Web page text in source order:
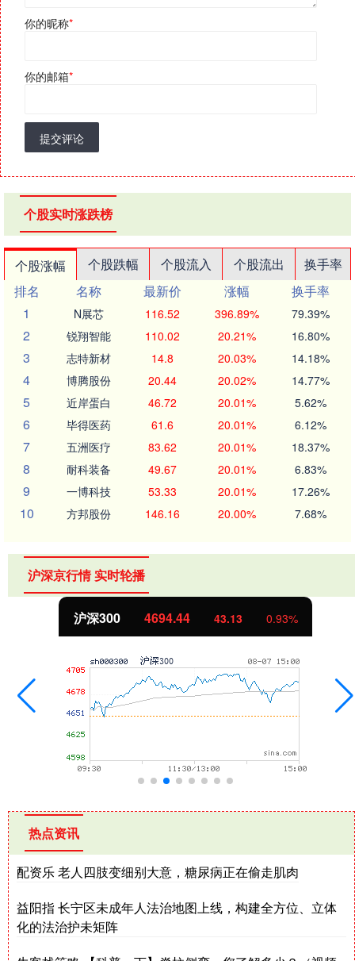
你的昵称*
你的邮箱*
提交评论
个股实时涨跌榜
个股涨幅 个股跌幅 个股流入 个股流出
换手率
排名
名称 最新价 涨幅
换手率
1
N展芯 116.52 396.89% 79.39%
2 锐翔智能 110.02 20.21% 16.80%
3 志特新材 14.8 20.03% 14.18%
4 博腾股份 20.44 20.02% 14.77%
5 近岸蛋白 46.72 20.01% 5.62%
6 毕得医药 61.6 20.01% 6.12%
7 五洲医疗 83.62 20.01% 18.37%
8 耐科装备 49.67 20.01% 6.83%
9 一博科技 53.33 20.01% 17.26%
10 方邦股份 146.16 20.00% 7.68%
沪深京行情 实时轮播
沪深300 4694.44 43.13 0.93%
热点资讯
配资乐 老人四肢变细别大意，糖尿病正在偷走肌肉
益阳指 长宁区未成年人法治地图上线，构建全方位、立体
化的法治护未矩阵